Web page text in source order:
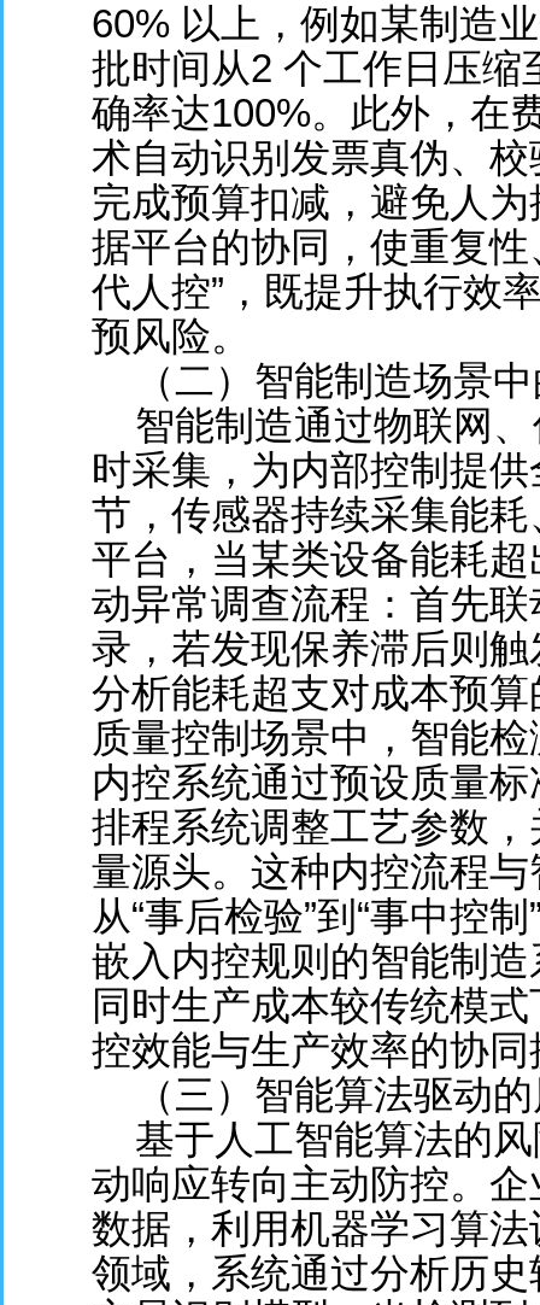
60% 以上，例如某制造
批时间从2 个工作日压
确率达100%。此外，在
术自动识别发票真伪、
完成预算扣减，避免人
据平台的协同，使重复
代人控”，既提升执行效
预风险。
（二）智能制造场景中
智能制造通过物联网、
时采集，为内部控制提
节，传感器持续采集能
平台，当某类设备能耗
动异常调查流程：首先
录，若发现保养滞后则
分析能耗超支对成本预
质量控制场景中，智能
内控系统通过预设质量
排程系统调整工艺参数
量源头。这种内控流程
从“事后检验”到“事中控
嵌入内控规则的智能制
同时生产成本较传统模
控效能与生产效率的协同
（三）智能算法驱动的
基于人工智能算法的风
动响应转向主动防控。
数据，利用机器学习算
领域，系统通过分析历